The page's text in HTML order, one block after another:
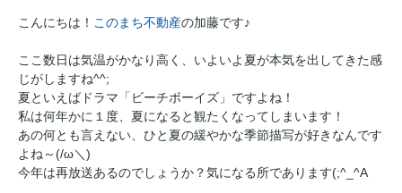
こんにちは！ このまち不動産の加藤です♪
ここ数日は気温がかなり高く、いよいよ夏が本気を出してきた感
じがしますね^^;
夏といえばドラマ「ビーチボーイズ」ですよね！
私は何年かに１度、夏になると観たくなってしまいます！
あの何とも言えない、ひと夏の緩やかな季節描写が好きなんです
よね～(/ω＼)
今年は再放送あるのでしょうか？気になる所であります(;^_^A